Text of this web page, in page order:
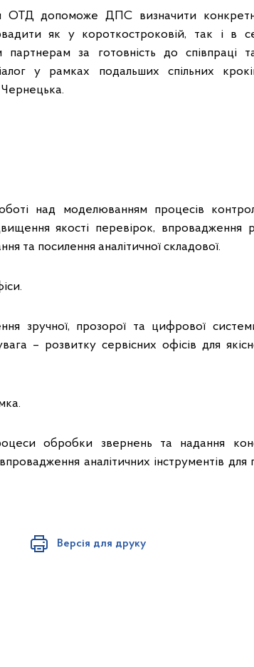
ОТД допоможе ДПС визначити
як у короткостроковій, так і в
за готовність до співпраці
у рамках подальших спільних
над моделюванням процесів
якості перевірок, впровадження
та посилення аналітичної складової.
зручної, прозорої та цифрової
– розвитку сервісних офісів для
обробки звернень та надання
аналітичних інструментів для
Версія для друку